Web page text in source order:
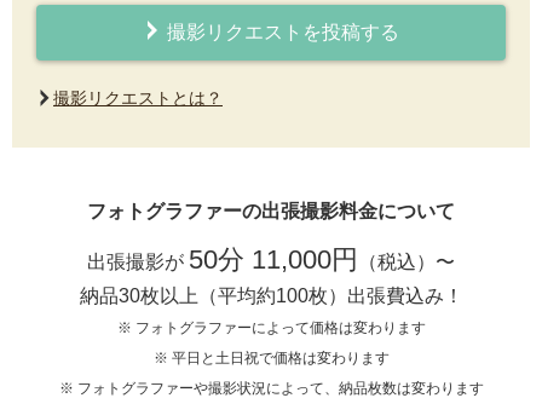
撮影リクエストを投稿する
撮影リクエストとは？
フォトグラファーの出張撮影料金について
出張撮影が 50分 11,000円
（税込）〜
納品30枚以上（平均約100枚）出張費込み！
※ フォトグラファーによって価格は変わります
※ 平日と土日祝で価格は変わります
※ フォトグラファーや撮影状況によって、納品枚数は変わります